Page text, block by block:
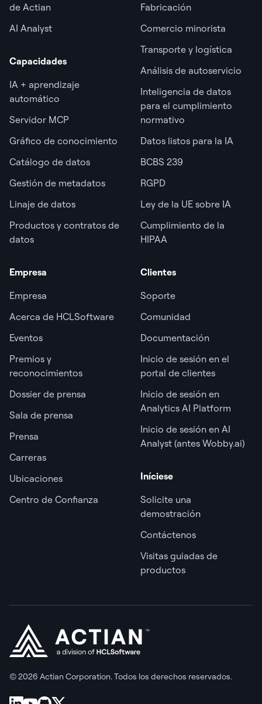
de Actian
AI Analyst
Capacidades
IA + aprendizaje
automático
Servidor MCP
Gráfico de conocimiento
Catálogo de datos
Gestión de metadatos
Linaje de datos
Productos y contratos de
datos
Fabricación
Comercio minorista
Transporte y logística
Análisis de autoservicio
Inteligencia de datos
para el cumplimiento
normativo
Datos listos para la IA
BCBS 239
RGPD
Ley de la UE sobre IA
Cumplimiento de la
HIPAA
Empresa
Empresa
Acerca de HCLSoftware
Eventos
Premios y
reconocimientos
Dossier de prensa
Sala de prensa
Prensa
Carreras
Ubicaciones
Centro de Confianza
Clientes
Soporte
Comunidad
Documentación
Inicio de sesión en el
portal de clientes
Inicio de sesión en
Analytics AI Platform
Inicio de sesión en AI
Analyst (antes Wobby.ai)
Iníciese
Solicite una
demostración
Contáctenos
Visitas guiadas de
productos
© 2026 Actian Corporation. Todos los derechos reservados.